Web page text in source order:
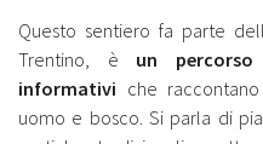
Questo sentiero fa parte
Trentino, è un
informativi che
uomo e bosco. Si parla di